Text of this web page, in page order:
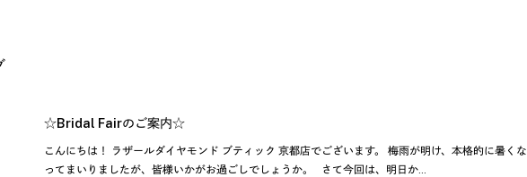
☆Bridal Fairのご案内☆
こんにちは！ ラザールダイヤモンド ブティック 京都店でございます。 梅雨が明け、本格的に暑くな
ってまいりましたが、皆様いかがお過ごしでしょうか。 さて今回は、明日か…